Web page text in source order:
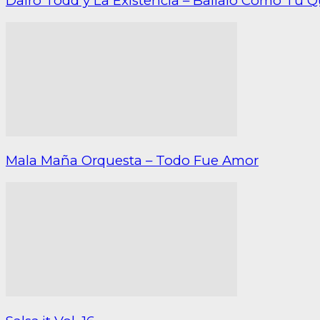
Mala Maña Orquesta – Todo Fue Amor